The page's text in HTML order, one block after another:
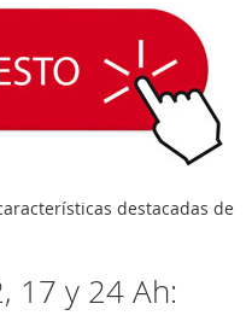
destacadas de
17 y 24 Ah: